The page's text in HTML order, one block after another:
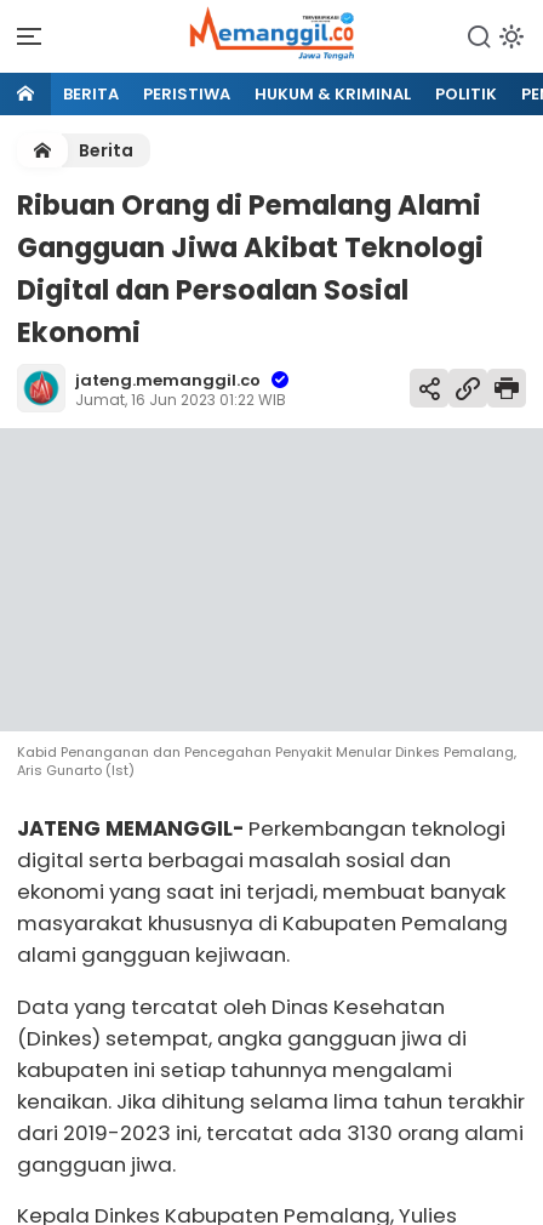
BERITA PERISTIWA HUKUM & KRIMINAL POLITIK
Berita
Ribuan Orang di Pemalang Alami
Gangguan Jiwa Akibat Teknologi
Digital dan Persoalan Sosial
Ekonomi
jateng.memanggil.co
Jumat, 16 Jun 2023 01:22 WIB
Kabid Penanganan dan Pencegahan Penyakit Menular Dinkes Pemalang,
Aris Gunarto (Ist)
JATENG MEMANGGIL- Perkembangan teknologi
digital serta berbagai masalah sosial dan
ekonomi yang saat ini terjadi, membuat banyak
masyarakat khususnya di Kabupaten Pemalang
alami gangguan kejiwaan.
Data yang tercatat oleh Dinas Kesehatan
(Dinkes) setempat, angka gangguan jiwa di
kabupaten ini setiap tahunnya mengalami
kenaikan. Jika dihitung selama lima tahun terakhir
dari 2019-2023 ini, tercatat ada 3130 orang alami
gangguan jiwa.
Kepala Dinkes Kabupaten Pemalang, Yulies